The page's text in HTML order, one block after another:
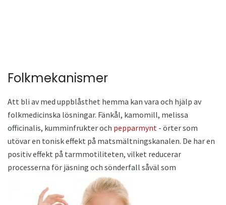
Folkmekanismer
Att bli av med uppblåsthet hemma kan vara och hjälp av
folkmedicinska lösningar. Fänkål, kamomill, melissa
officinalis, kumminfrukter och pepparmynt - örter som
utövar en tonisk effekt på matsmältningskanalen. De har en
positiv effekt på tarmmotiliteten, vilket reducerar
processerna för jäsning och sönderfall såväl som